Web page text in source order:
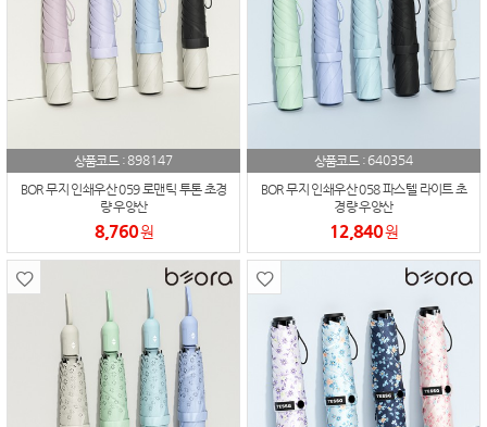
상품코드 :898147
BOR 무지 인쇄우산 059 로맨틱 투톤 초경
량 우양산
8,760원
상품코드 : 640354
BOR 무지 인쇄우산 058 파스텔 라이트 초
경량 우양산
12,840원